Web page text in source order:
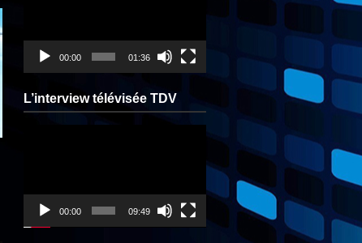
00:00 01:36
L’interview télévisée TDV
00:00 09:49